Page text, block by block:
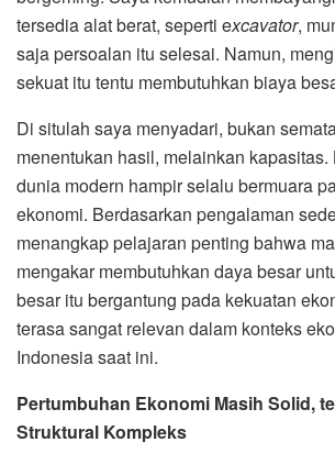
tersedia alat berat, seperti excavator,
saja persoalan itu selesai. Namun,
sekuat itu tentu membutuhkan biaya
Di situlah saya menyadari, bukan
menentukan hasil, melainkan
dunia modern hampir selalu bermuara
ekonomi. Berdasarkan pengalaman
menangkap pelajaran penting bahwa
mengakar membutuhkan daya besar
besar itu bergantung pada kekuatan
terasa sangat relevan dalam konteks
Indonesia saat ini.
Pertumbuhan Ekonomi Masih Solid,
Struktural Kompleks